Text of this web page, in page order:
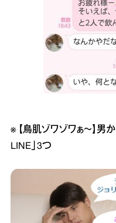
※ 【鳥肌ゾワゾワぁ～】男
LINE」3つ